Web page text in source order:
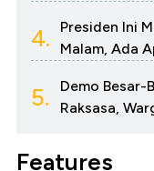
4.
Presiden Ini
Malam, Ada
5.
Demo Besar-
Raksasa,
Features